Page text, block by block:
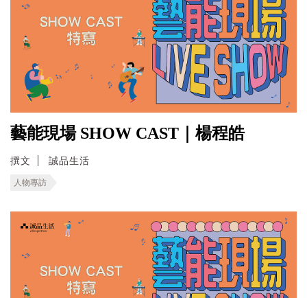
藝能現場 SHOW CAST｜楊程皓
撰文 誠品生活
人物專訪